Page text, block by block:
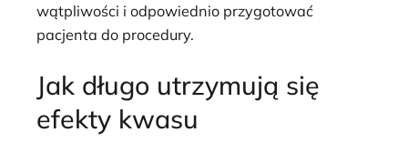
wątpliwości i odpowiednio przygotować
pacjenta do procedury.
Jak długo utrzymują się
efekty kwasu